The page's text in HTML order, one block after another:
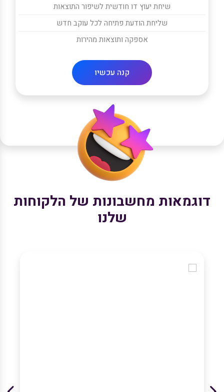
שיחת יעוץ דו חודשית לשיפור התוצאות
שליחת הודעת פתיחה לכל עוקב חדש
אספקה ותוצאות מהירות
קנה עכשיו
דוגמאות מחשבונות של הלקוחות
שלנו